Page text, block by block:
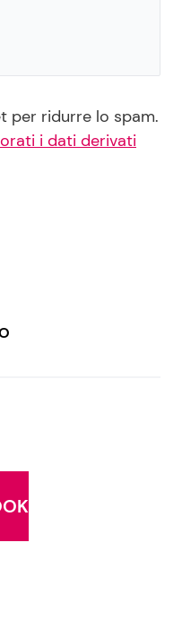
per ridurre lo spam.
i dati derivati